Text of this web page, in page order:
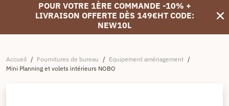
POUR VOTRE 1ÈRE COMMANDE -10% +
LIVRAISON OFFERTE DÈS 149€HT CODE:
NEW10L
Accueil / Fournitures de bureau / Equipement aménagement /
Mini Planning et volets intérieurs NOBO